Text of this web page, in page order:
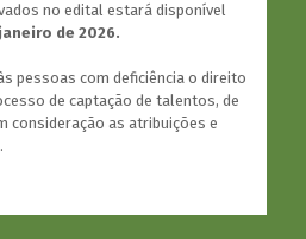
no edital estará disponível
de 2026.
pessoas com deficiência o direito
de captação de talentos, de
consideração as atribuições e